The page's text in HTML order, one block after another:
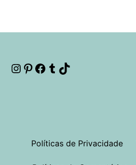
Instagram
Pinterest
Facebook
Tumblr
Políticas de Privacidade